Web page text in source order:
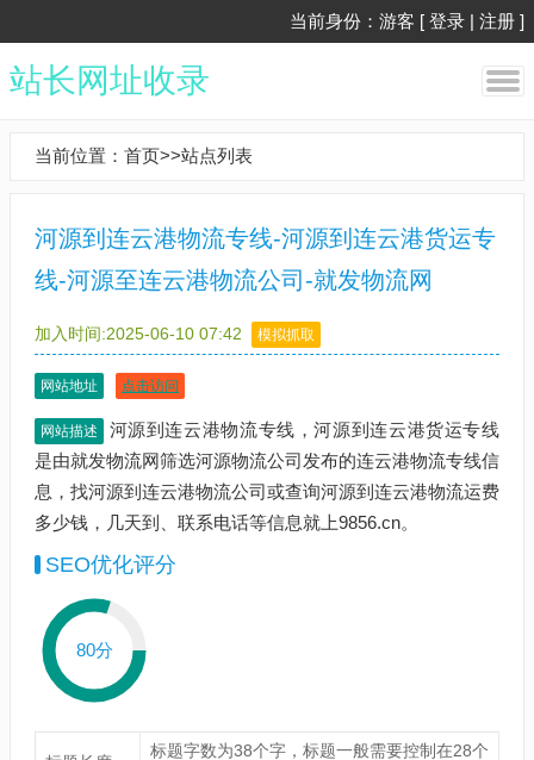
当前身份：游客 [ 登录 | 注册 ]
站长网址收录
当前位置： 首页>>站点列表
河源到连云港物流专线-河源到连云港货运专
线-河源至连云港物流公司-就发物流网
加入时间:2025-06-10 07:42 模拟抓取
网站地址 点击访问
网站描述
河源到连云港物流专线，河源到连云港货运专线
是由就发物流网筛选河源物流公司发布的连云港物流专线信
息，找河源到连云港物流公司或查询河源到连云港物流运费
多少钱，几天到、联系电话等信息就上9856.cn。
SEO优化评分
80分
标题字数为38个字，标题一般需要控制在28个